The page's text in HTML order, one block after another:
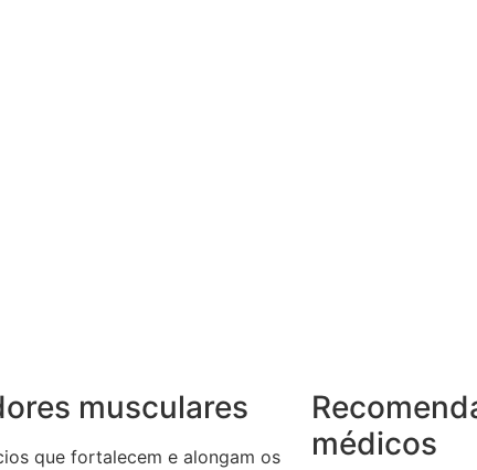
musculares
que fortalecem e alongam os
médicos